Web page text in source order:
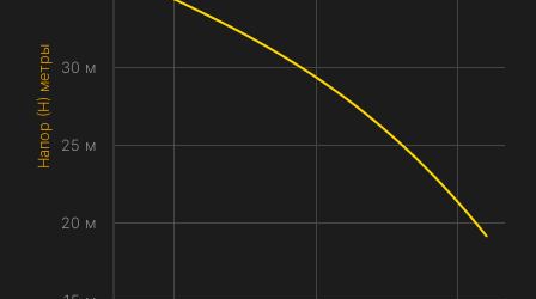
Напор (H) метры
20 м
25 м
30 м